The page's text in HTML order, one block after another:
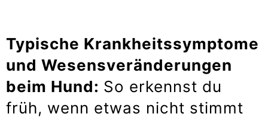
Typische Krankheitssymptome
und Wesensveränderungen
beim Hund: So erkennst du
früh, wenn etwas nicht stimmt